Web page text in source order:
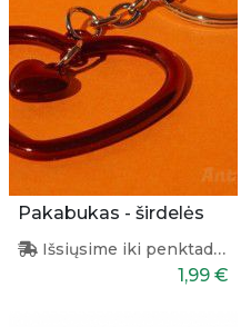
Pakabukas - širdelės
Išsiųsime iki penktadienio
1,99 €